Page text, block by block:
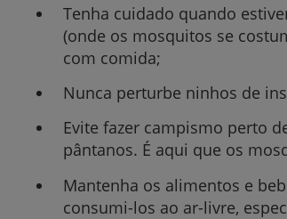
Tenha cuidado quando
(onde os mosquitos se
com comida;
Nunca perturbe ninhos de
Evite fazer campismo perto
pântanos. É aqui que os
Mantenha os alimentos e
consumi-los ao ar-livre,